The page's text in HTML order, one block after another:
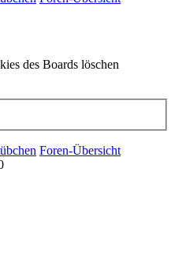
des Boards löschen
Foren-Übersicht